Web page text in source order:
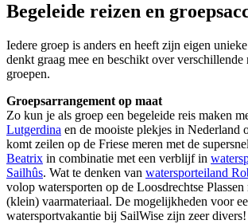
Begeleide reizen en
Iedere groep is anders en heeft zijn eigen
denkt graag mee en beschikt over
groepen.
Groepsarrangement op maat
Zo kun je als groep een begeleide reis maken
Lutgerdina en de mooiste plekjes in Nederland
komt zeilen op de Friese meren met de
Beatrix in combinatie met een verblijf in
Sailhûs. Wat te denken van watersporteiland
volop watersporten op de Loosdrechtse
(klein) vaarmateriaal. De mogelijkheden voor
watersportvakantie bij SailWise zijn zeer divers!